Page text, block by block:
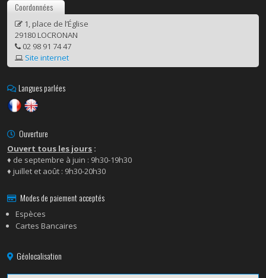
Coordonnées
1, place de l’Église
29180 LOCRONAN
02 98 91 74 47
Site internet
Langues parlées
Ouverture
Ouvert tous les jours :
♦ de septembre à juin : 9h30-19h30
♦ juillet et août : 9h30-20h30
Modes de paiement acceptés
Espèces
Cartes Bancaires
Géolocalisation